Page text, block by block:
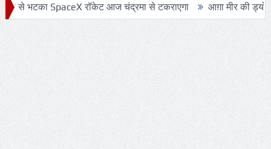
SpaceX रॉकेट आज चंद्रमा से टकराएगा आग़ा मीर की ड्योढ़ी: जहाँ